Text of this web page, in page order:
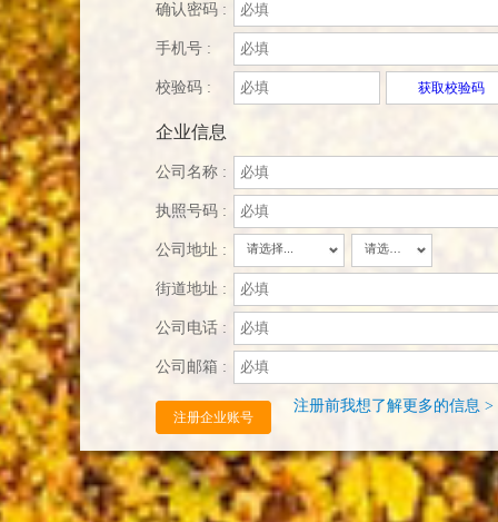
确认密码 :
手机号 :
校验码 : 获取校验码
企业信息
公司名称 :
执照号码 :
公司地址 : 请选择... 请选择...
街道地址 :
公司电话 :
公司邮箱 :
注册企业账号
注册前我想了解更多的信息 >